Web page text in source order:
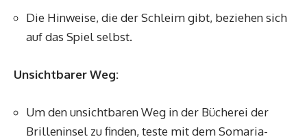
Die Hinweise, die der Schleim gibt, beziehen sich
auf das Spiel selbst.
Unsichtbarer Weg:
Um den unsichtbaren Weg in der Bücherei der
Brilleninsel zu finden, teste mit dem Somaria-